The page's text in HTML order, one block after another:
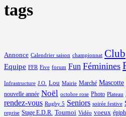
tags
Annonce Calendrier saison championnat Club
Equipe FFR Five forum Fun Féminines
Infrastructure J.O. Lou Mairie Marché Mascotte
nouvelle année Noël octobre rose Photo Plateau
rendez-vous Rugby 5 Seniors soirée festive
reprise Stage E.D.R. Tournoi Vidéo voeux